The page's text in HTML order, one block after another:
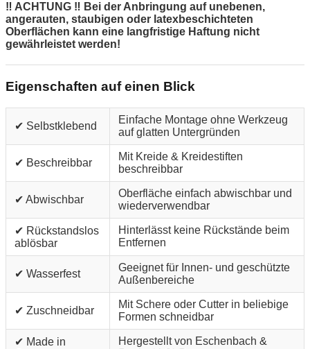
‼ ACHTUNG ‼ Bei der Anbringung auf unebenen,
angerauten, staubigen oder latexbeschichteten
Oberflächen kann eine langfristige Haftung nicht
gewährleistet werden!
Eigenschaften auf einen Blick
✔ Selbstklebend
Einfache Montage ohne Werkzeug
auf glatten Untergründen
✔ Beschreibbar
Mit Kreide & Kreidestiften
beschreibbar
✔ Abwischbar
Oberfläche einfach abwischbar und
wiederverwendbar
✔ Rückstandslos
ablösbar
Hinterlässt keine Rückstände beim
Entfernen
✔ Wasserfest
Geeignet für Innen- und geschützte
Außenbereiche
✔ Zuschneidbar
Mit Schere oder Cutter in beliebige
Formen schneidbar
✔ Made in
Hergestellt von Eschenbach &